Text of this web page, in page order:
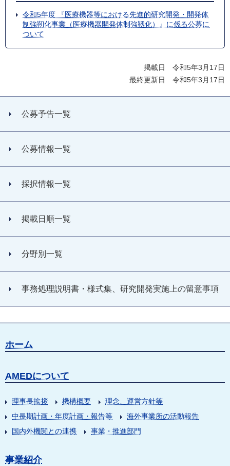
令和5年度 『医療機器等における先進的研究開発・開発体
制強靭化事業（医療機器開発体制強靱化）』に係る公募に
ついて
掲載日 令和5年3月17日
最終更新日 令和5年3月17日
公募予告一覧
公募情報一覧
採択情報一覧
掲載日順一覧
分野別一覧
事務処理説明書・様式集、研究開発実施上の留意事項
ホーム
AMEDについて
理事長挨拶 機構概要
理念、運営方針等
中長期計画・年度計画・報告等
海外事業所の活動報告
国内外機関との連携
事業・推進部門
事業紹介